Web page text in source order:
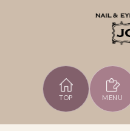
TOP MENU